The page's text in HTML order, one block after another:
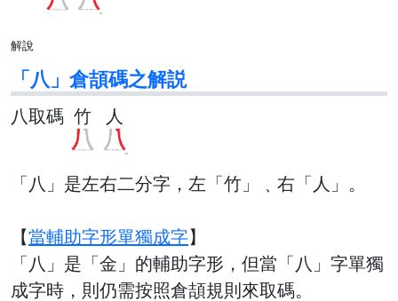
解說
「八」倉頡碼之解説
八取碼 竹 人
「八」是左右二分字，左「竹」﹑右「人」。
【當輔助字形單獨成字】
「八」是「金」的輔助字形，但當「八」字單獨
成字時，則仍需按照倉頡規則來取碼。